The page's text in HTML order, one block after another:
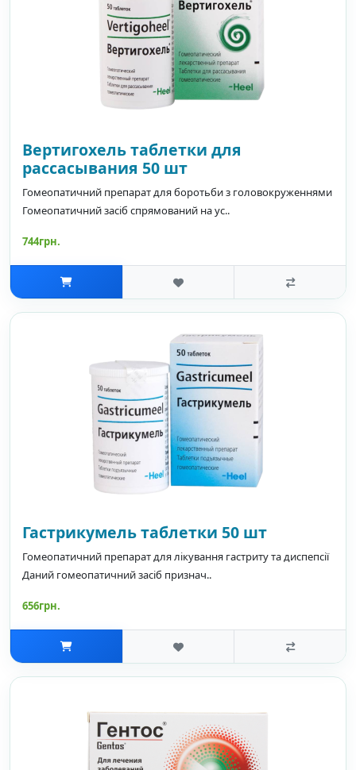
Вертигохель таблетки для
рассасывания 50 шт
Гомеопатичний препарат для боротьби з головокруженнями
Гомеопатичний засіб спрямований на ус..
744грн.
Гастрикумель таблетки 50 шт
Гомеопатичний препарат для лікування гастриту та диспепсії
Даний гомеопатичний засіб признач..
656грн.